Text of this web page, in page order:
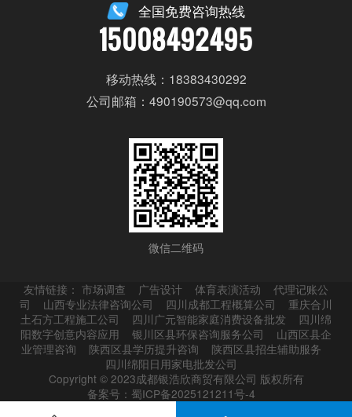
全国免费咨询热线
15008492495
移动热线：18383430292
公司邮箱：490190573@qq.com
微信二维码
友情链接：市场调查 广告设计 体育表演活动
代理记账公
司
山西专业法律咨询公司 四川成都工程概算公司
重庆合川
土石方工程施工公司
四川广元智能家庭消费设备批发
四川绵
阳数字创意内容应用
银川区县环保咨询服务公司
山西区县企
业管理咨询
陕西区县学历提升咨询
陕西区县招生辅助服务
四川绵阳日用家电批发公司
Copyright © 2023成都银浩欣商贸有限公司 版权所有
备案号：蜀ICP备2025121211号-4